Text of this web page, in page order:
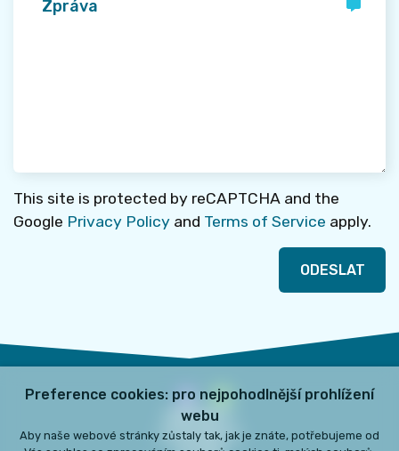
This site is protected by reCAPTCHA and the
Google Privacy Policy and Terms of Service apply.
ODESLAT
KONTAKTY
O PROJEKTU
Preference cookies: pro nejpohodlnější prohlížení
webu
Aby naše webové stránky zůstaly tak, jak je znáte, potřebujeme od